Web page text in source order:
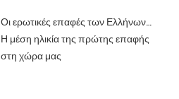
Οι ερωτικές επαφές των Ελλήνων…
Η μέση ηλικία της πρώτης επαφής
στη χώρα μας